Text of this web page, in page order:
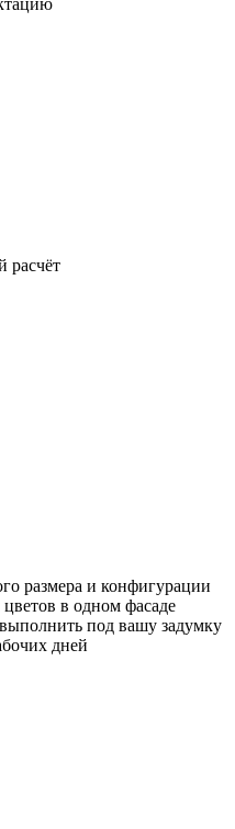
расчёт
размера и конфигурации
в одном фасаде
под вашу задумку
дней